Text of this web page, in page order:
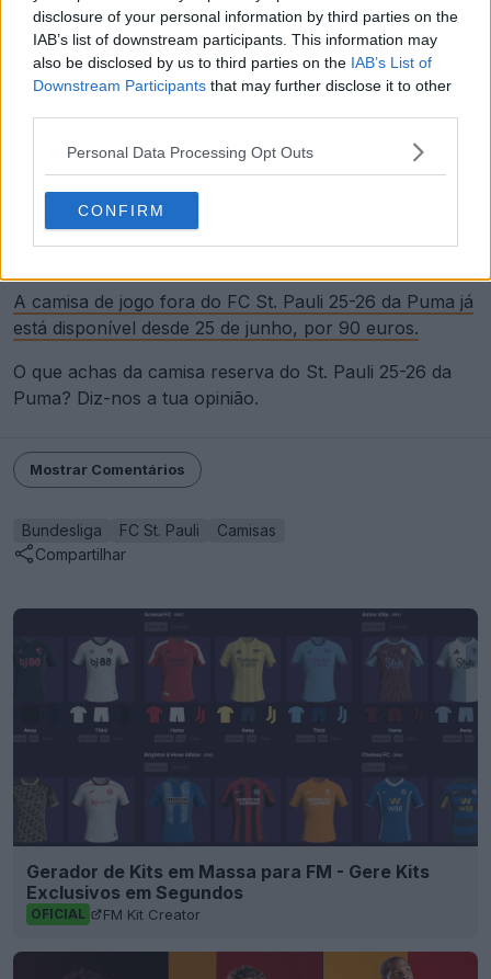
disclosure of your personal information by third parties on the
IAB’s list of downstream participants. This information may
also be disclosed by us to third parties on the IAB’s List of
Downstream Participants that may further disclose it to other
Personal Data Processing Opt Outs
CONFIRM
A camisa de jogo fora do FC St. Pauli 25-26 da Puma já
está disponível desde 25 de junho, por 90 euros.
O que achas da camisa reserva do St. Pauli 25-26 da
Puma? Diz-nos a tua opinião.
Mostrar Comentários
Bundesliga FC St. Pauli
Camisas
Compartilhar
Gerador de Kits em Massa para FM - Gere Kits
Exclusivos em Segundos
OFICIAL FM Kit Creator